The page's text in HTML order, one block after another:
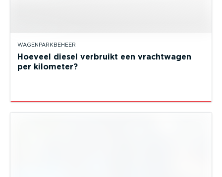
WAGENPARKBEHEER
Hoeveel diesel verbruikt een vrachtwagen
per kilometer?